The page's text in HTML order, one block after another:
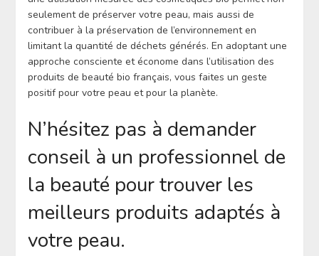
seulement de préserver votre peau, mais aussi de
contribuer à la préservation de l’environnement en
limitant la quantité de déchets générés. En adoptant une
approche consciente et économe dans l’utilisation des
produits de beauté bio français, vous faites un geste
positif pour votre peau et pour la planète.
N’hésitez pas à demander
conseil à un professionnel de
la beauté pour trouver les
meilleurs produits adaptés à
votre peau.